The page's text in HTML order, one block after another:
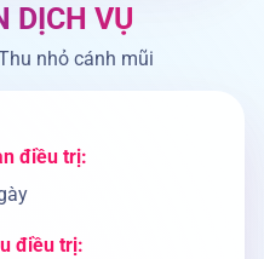
DỊCH VỤ
nhỏ cánh mũi
điều trị:
điều trị: